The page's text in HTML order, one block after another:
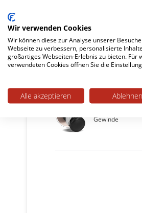
Stuhlrollen ohne
Gewinde
Wir verwenden Cookies
Wir können diese zur Analyse unserer
Webseite zu verbessern, personalisierte
großartiges Webseiten-Erlebnis zu bieten. Für
verwendeten Cookies öffnen Sie die
Alle akzeptieren Ablehnen